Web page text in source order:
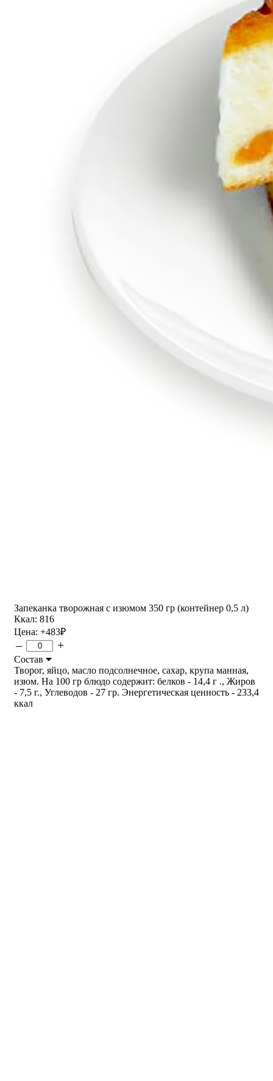
Запеканка творожная с изюмом 350 гр (контейнер 0,5 л)
Ккал: 816
Цена: +483₽
– +
Состав
Творог, яйцо, масло подсолнечное, сахар, крупа манная,
изюм. На 100 гр блюдо содержит: белков - 14,4 г ., Жиров
- 7,5 г., Углеводов - 27 гр. Энергетическая ценность - 233,4
ккал